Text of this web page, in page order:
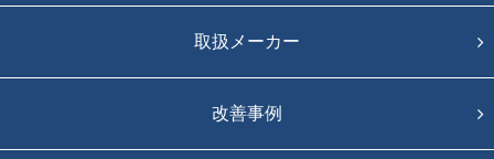
取扱メーカー
改善事例